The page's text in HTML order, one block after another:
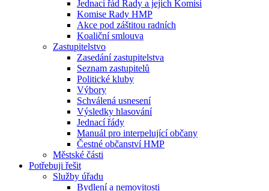
Jednací řád Rady a jejích Komisí
Komise Rady HMP
Akce pod záštitou radních
Koaliční smlouva
Zastupitelstvo
Zasedání zastupitelstva
Seznam zastupitelů
Politické kluby
Výbory
Schválená usnesení
Výsledky hlasování
Jednací řády
Manuál pro interpelující občany
Čestné občanství HMP
Městské části
Potřebuji řešit
Služby úřadu
Bydlení a nemovitosti